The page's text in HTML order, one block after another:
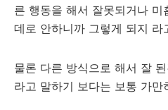
른 행동을 해서 잘못되거나
데로 안하니까 그렇게 되지 라
물론 다른 방식으로 해서 잘
라고 말하기 보다는 보통 가만